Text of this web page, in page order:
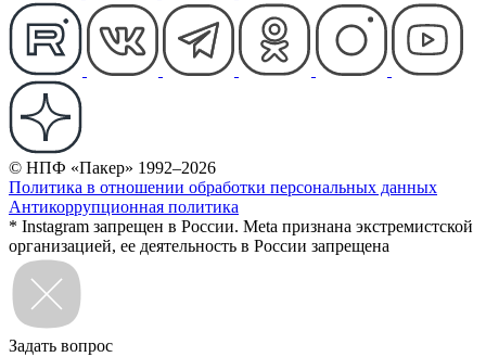
© НПФ «Пакер» 1992–2026
Политика в отношении обработки персональных данных
Антикоррупционная политика
* Instagram запрещен в России. Meta признана экстремистской
организацией, ее деятельность в России запрещена
Задать вопрос